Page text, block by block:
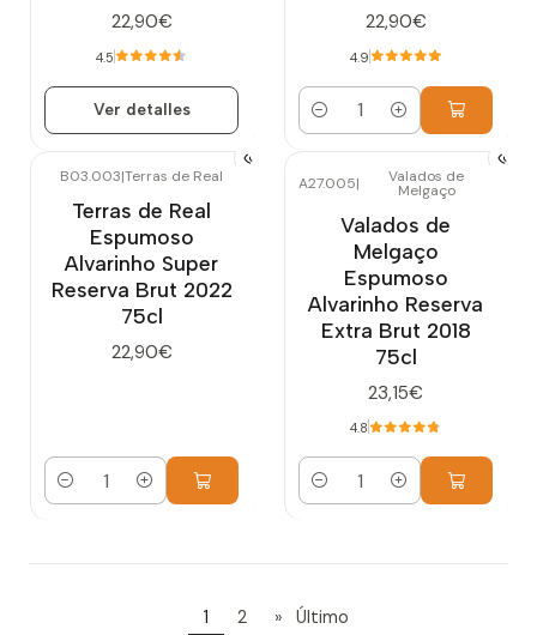
22,90€
4.5
Ver detalles
22,90€
4.9
Cantidad
B03.003|Terras de Real
Terras de Real
Espumoso
Alvarinho Super
Reserva Brut 2022
75cl
22,90€
Cantidad
A27.005| Valados de
Melgaço
Valados de
Melgaço
Espumoso
Alvarinho Reserva
Extra Brut 2018
75cl
23,15€
4.8
Cantidad
1 2 » Último